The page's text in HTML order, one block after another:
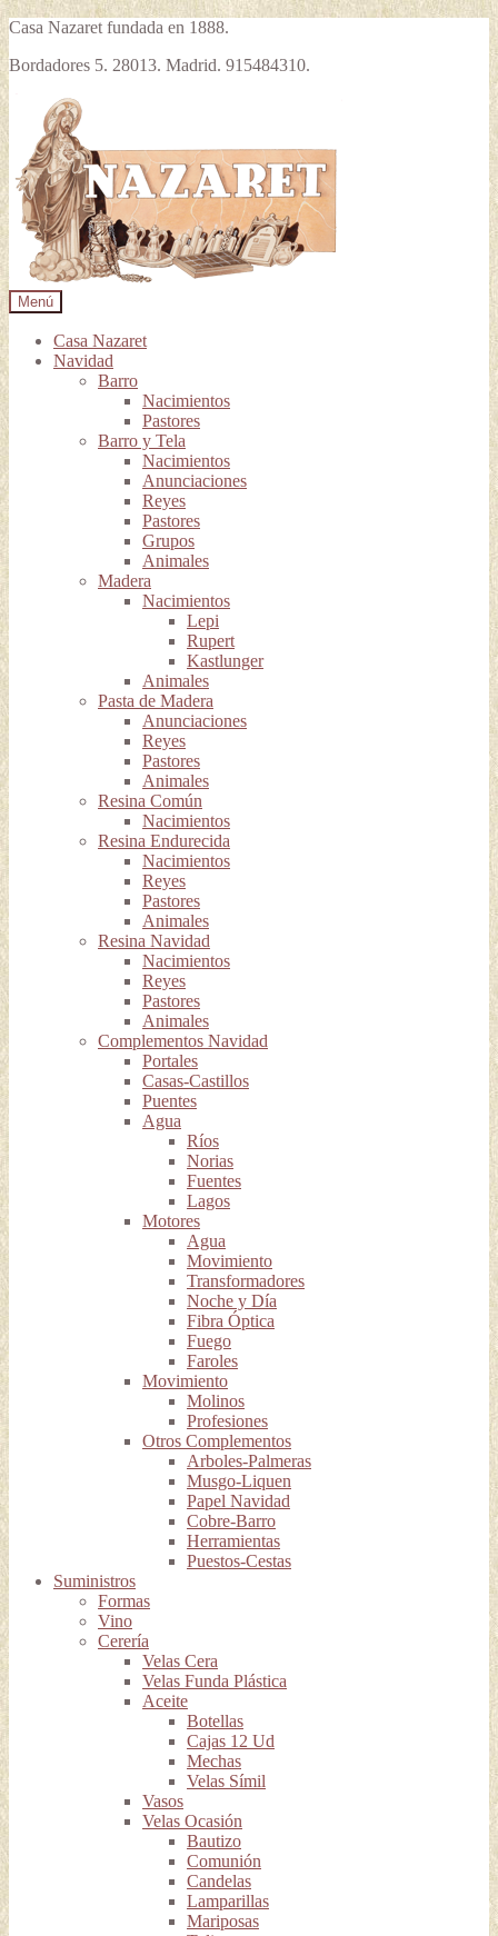
Casa Nazaret fundada en 1888.
Bordadores 5. 28013. Madrid. 915484310.
la
navegación
contenido
Menú
Casa Nazaret
Navidad
Barro
Nacimientos
Pastores
Barro y Tela
Nacimientos
Anunciaciones
Reyes
Pastores
Grupos
Animales
Madera
Nacimientos
Lepi
Rupert
Kastlunger
Animales
Pasta de Madera
Anunciaciones
Reyes
Pastores
Animales
Resina Común
Nacimientos
Resina Endurecida
Nacimientos
Reyes
Pastores
Animales
Resina Navidad
Nacimientos
Reyes
Pastores
Animales
Complementos Navidad
Portales
Casas-Castillos
Puentes
Agua
Ríos
Norias
Fuentes
Lagos
Motores
Agua
Movimiento
Transformadores
Noche y Día
Fibra Óptica
Fuego
Faroles
Movimiento
Molinos
Profesiones
Otros Complementos
Arboles-Palmeras
Musgo-Liquen
Papel Navidad
Cobre-Barro
Herramientas
Puestos-Cestas
Suministros
Formas
Vino
Cerería
Velas Cera
Velas Funda Plástica
Aceite
Botellas
Cajas 12 Ud
Mechas
Velas Símil
Vasos
Velas Ocasión
Bautizo
Comunión
Candelas
Lamparillas
Mariposas